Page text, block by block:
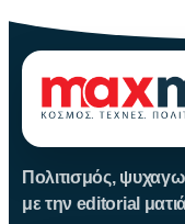
Πολιτισμός,
με την editorial